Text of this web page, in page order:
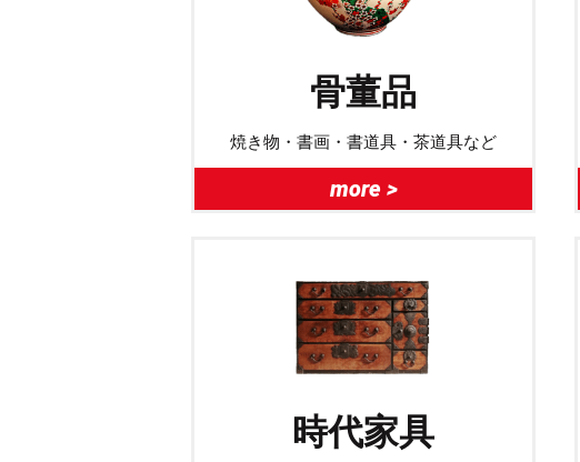
骨董品
焼き物・書画・書道具・茶道具など
more >
時代家具